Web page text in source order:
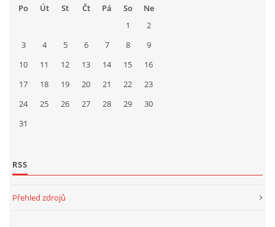
Po
Út St Čt Pá So
Ne
1
2
3
4 5 6 7 8
9
10
11 12 13 14 15
16
17
18 19 20 21 22
23
24
25 26 27 28 29
30
31
RSS
Přehled zdrojů